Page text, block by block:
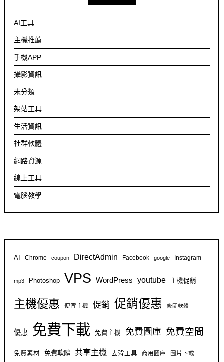
AI工具
主機推薦
手機APP
攝影資訊
未分類
架站工具
生活資訊
社群軟體
網路資源
線上工具
電腦教學
AI Chrome coupon DirectAdmin Facebook google Instagram
mp3 Photoshop VPS WordPress youtube 主機促銷
主機優惠 便宜主機 促銷 促銷優惠 修圖軟體
優惠 免費下載 免費主機 免費圖庫 免費空間
免費素材 免費軟體 共享主機 去背工具 商用圖庫 圖片下載